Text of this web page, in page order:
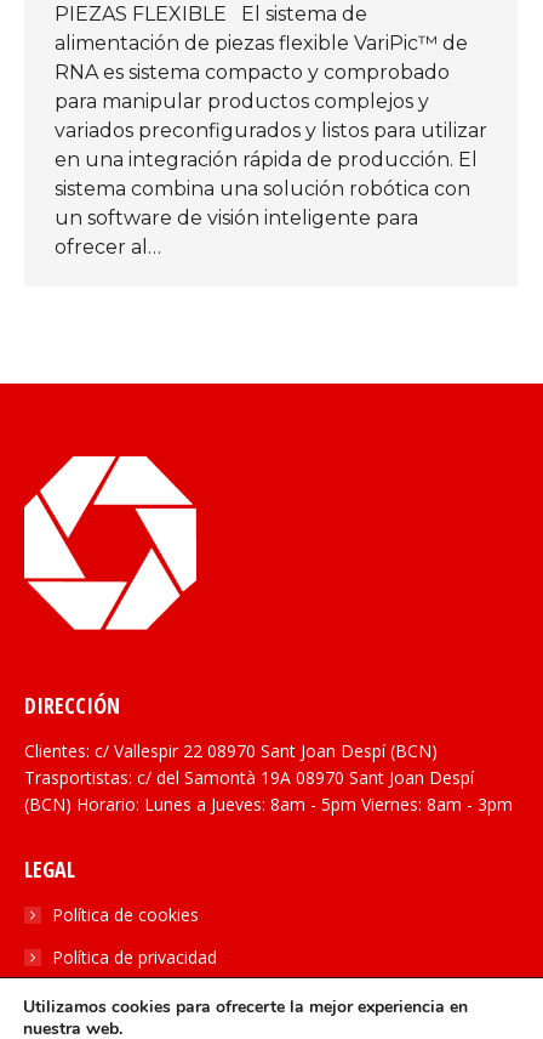
PIEZAS FLEXIBLE El sistema de
alimentación de piezas flexible VariPic™ de
RNA es sistema compacto y comprobado
para manipular productos complejos y
variados preconfigurados y listos para utilizar
en una integración rápida de producción. El
sistema combina una solución robótica con
un software de visión inteligente para
ofrecer al…
DIRECCIÓN
Clientes: c/ Vallespir 22 08970 Sant Joan Despí (BCN)
Trasportistas: c/ del Samontà 19A 08970 Sant Joan Despí
(BCN) Horario: Lunes a Jueves: 8am - 5pm Viernes: 8am - 3pm
LEGAL
Política de cookies
Política de privacidad
SOCIAL
Utilizamos cookies para ofrecerte la mejor experiencia en
nuestra web.